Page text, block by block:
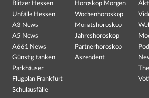
Blitzer Hessen
Unfälle Hessen
A3 News
A5 News
A661 News
Günstig tanken
Parkhäuser
Flugplan Frankfurt
Schulausfälle
Horoskop Morgen
Wochenhoroskop
Monatshoroskop
Jahreshoroskop
Partnerhoroskop
Aszendent